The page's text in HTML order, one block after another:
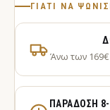
ΓΙΑΤΊ ΝΑ
Άνω των 169€
ΠΑΡΆΔΟΣΗ